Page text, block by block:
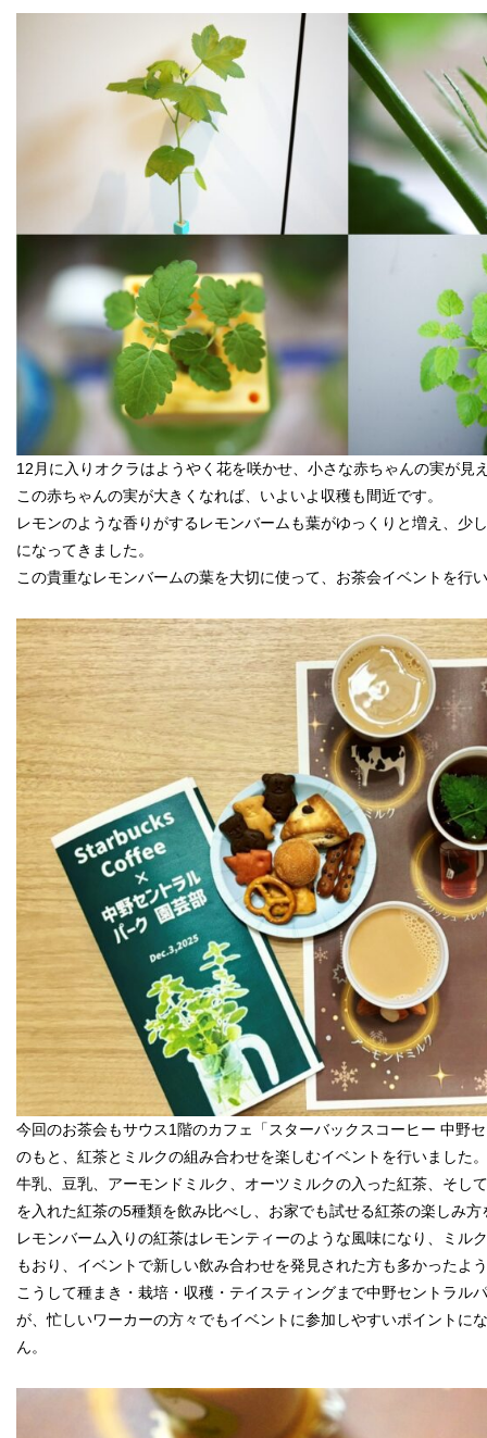
12月に入りオクラはようやく花を咲かせ、小さな赤ちゃんの実が見
この赤ちゃんの実が大きくなれば、いよいよ収穫も間近です。
レモンのような香りがするレモンバームも葉がゆっくりと増え、少
になってきました。
この貴重なレモンバームの葉を大切に使って、お茶会イベントを行
今回のお茶会もサウス1階のカフェ「スターバックスコーヒー 中野
のもと、紅茶とミルクの組み合わせを楽しむイベントを行いました。
牛乳、豆乳、アーモンドミルク、オーツミルクの入った紅茶、そし
を入れた紅茶の5種類を飲み比べし、お家でも試せる紅茶の楽しみ
レモンバーム入りの紅茶はレモンティーのような風味になり、ミル
もおり、イベントで新しい飲み合わせを発見された方も多かったよ
こうして種まき・栽培・収穫・テイスティングまで中野セントラル
が、忙しいワーカーの方々でもイベントに参加しやすいポイントに
ん。